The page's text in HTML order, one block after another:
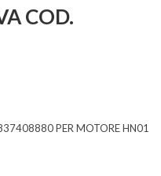
COD.
PER MOTORE HN01